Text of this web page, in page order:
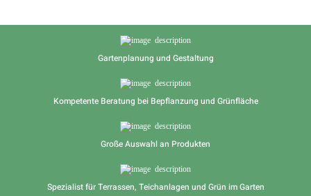
Gartenplanung und Gestaltung
Kompetente Beratung bei Bepflanzung und Grünfläche
Große Auswahl an Produkten
Spezialist für Terrassen, Teichanlagen und Grün im Garten